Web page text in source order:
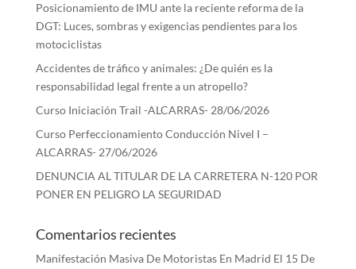
Posicionamiento de IMU ante la reciente reforma de la
DGT: Luces, sombras y exigencias pendientes para los
motociclistas
Accidentes de tráfico y animales: ¿De quién es la
responsabilidad legal frente a un atropello?
Curso Iniciación Trail -ALCARRAS- 28/06/2026
Curso Perfeccionamiento Conducción Nivel I –
ALCARRAS- 27/06/2026
DENUNCIA AL TITULAR DE LA CARRETERA N-120 POR
PONER EN PELIGRO LA SEGURIDAD
Comentarios recientes
Manifestación Masiva De Motoristas En Madrid El 15 De